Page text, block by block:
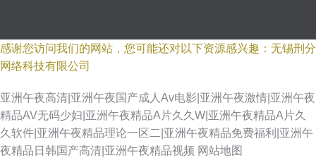
感谢您访问我们的网站，您可能还对以下资源感兴趣：无锡刑分
网络科技有限公司
亚洲午夜高清|亚洲午夜国产成人Av电影|亚洲午夜激情|亚洲午夜
精品AV无码少妇|亚洲午夜精品A片久久W|亚洲午夜精品A片久
久软件|亚洲午夜精品理论一区二|亚洲午夜精品免费福利|亚洲午
夜精品日韩国产高清|亚洲午夜精品视频 网站地图